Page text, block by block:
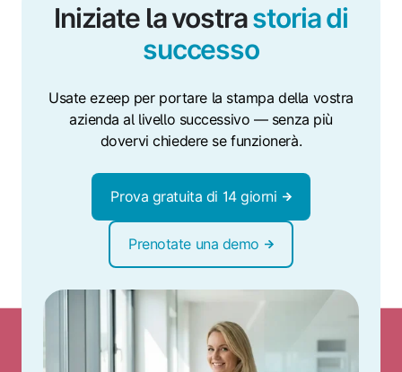
Iniziate la vostrastoria di
successo
Usate ezeep per portare la stampa della vostra
azienda al livello successivo — senza più
dovervi chiedere se funzionerà.
Prova gratuita di 14 giorni
Prenotate una demo